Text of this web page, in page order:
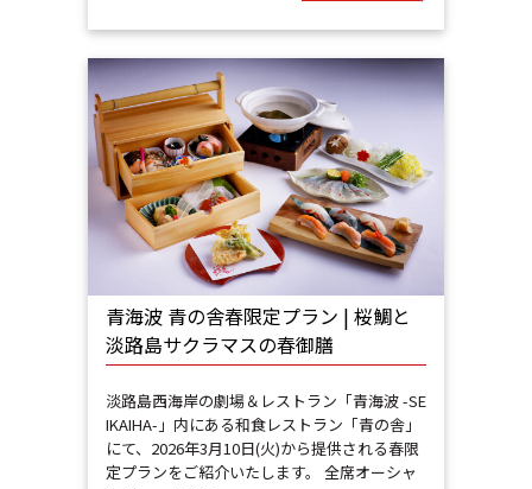
青海波 青の舎春限定プラン | 桜鯛と
淡路島サクラマスの春御膳
淡路島西海岸の劇場＆レストラン「青海波 -SE
IKAIHA-」内にある和食レストラン「青の舎」
にて、2026年3月10日(火)から提供される春限
定プランをご紹介いたします。 全席オーシャ